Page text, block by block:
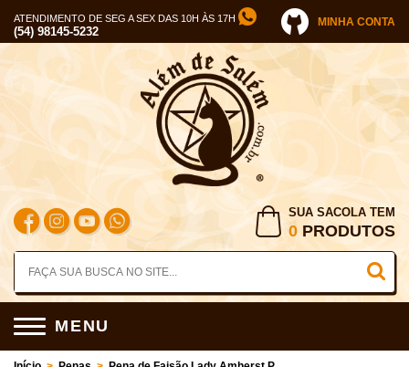
ATENDIMENTO DE SEG A SEX DAS 10H ÀS 17H
(54) 98145-5232
MINHA CONTA
SUA SACOLA TEM
0 PRODUTOS
MENU